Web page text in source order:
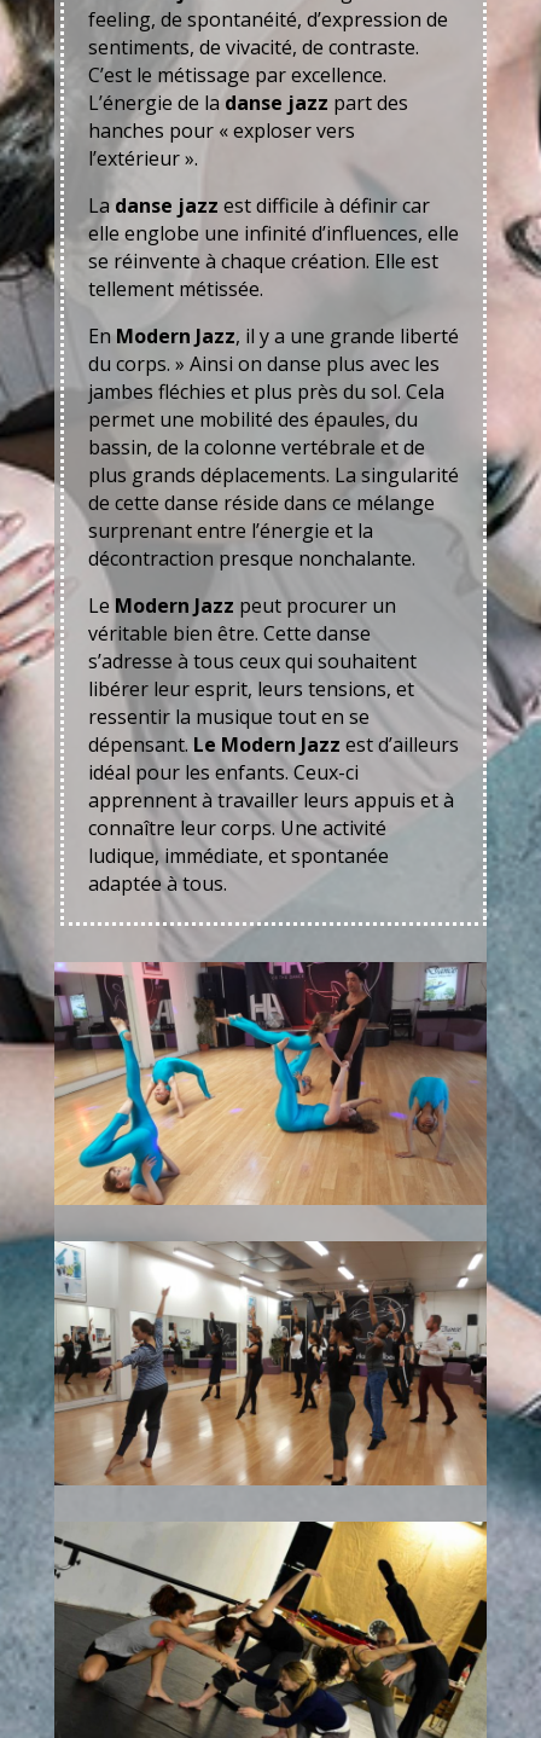
feeling, de spontanéité, d’expression de
sentiments, de vivacité, de contraste.
C’est le métissage par excellence.
L’énergie de la danse jazz part des
hanches pour « exploser vers
l’extérieur ».
Ladanse jazz est difficile à définir car
elle englobe une infinité d’influences, elle
se réinvente à chaque création. Elle est
tellement métissée.
En Modern Jazz, il y a une grande liberté
du corps. » Ainsi on danse plus avec les
jambes fléchies et plus près du sol. Cela
permet une mobilité des épaules, du
bassin, de la colonne vertébrale et de
plus grands déplacements. La singularité
de cette danse réside dans ce mélange
surprenant entre l’énergie et la
décontraction presque nonchalante.
Le Modern Jazz peut procurer un
véritable bien être. Cette danse
s’adresse à tous ceux qui souhaitent
libérer leur esprit, leurs tensions, et
ressentir la musique tout en se
dépensant. Le Modern Jazz est d’ailleurs
idéal pour les enfants. Ceux-ci
apprennent à travailler leurs appuis et à
connaître leur corps. Une activité
ludique, immédiate, et spontanée
adaptée à tous.